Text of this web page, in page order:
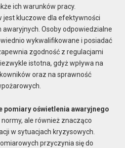
ich warunków pracy.
jest kluczowe dla efektywności
Osoby odpowiedzialne
wykwalifikowane i posiadać
zgodność z regulacjami
istotna, gdyż wpływa na
oraz na sprawność
pomiary oświetlenia awaryjnego
ale również znacząco
w sytuacjach kryzysowych.
przyczynia się do